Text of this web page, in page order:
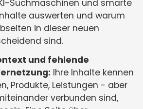
Suchmaschinen und smarte
auswerten und warum
in dieser neuen
sind.
und fehlende
Ihre Inhalte kennen
Produkte, Leistungen - aber
verbunden sind,